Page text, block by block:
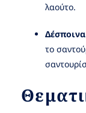
λαούτο.
το